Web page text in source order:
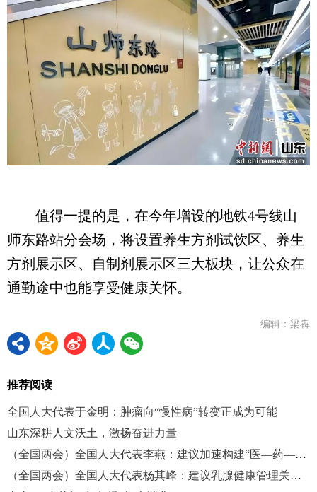
值得一提的是，在今年增设的地铁4号线山
师东路站分会场，将设置养生方剂试饮区、养生
方剂展示区、自制剂展示区三大板块，让公众在
通勤途中也能享受健康关怀。
编辑：梁犇
推荐阅读
全国人大代表于金明：肿瘤向“慢性病”转变正成为可能
山东深耕人文沃土，激扬奋进力量
（全国两会）全国人大代表李燕：建议加速构建“医—药—康”一体化服务体系
（全国两会）全国人大代表杨其峰：建议乳腺健康管理关口前移